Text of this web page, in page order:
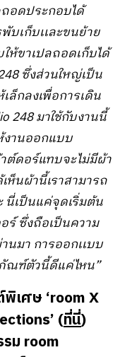
อดประกอบได้
บเก็บเเละขนย้าย
ห้ขาเปลถอดเก็บได้
ซึ่งส่วนใหญ่เป็น
ล็กลงเพื่อการเดิน
248 มาใช้กับงานนี้
งานออกแบบ
าต์ดอร์แทบจะไม่มีผ้า
ห็นผ้านี้เราสามารถ
นี่เป็นแค่จุดเริ่มต้น
ร์ ซึ่งถือเป็นความ
มา การออกเเบบ
ณฑ์ตัวนี้ดีแค่ไหน”
เศษ ‘room X
(ที่นี่)
ม room